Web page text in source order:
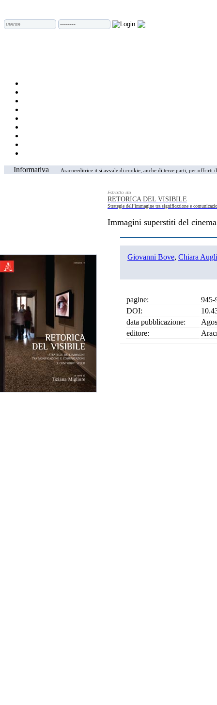
Informativa Aracneeditrice.it si avvale di cookie, anche di terze parti, per
Estratto da
RETORICA DEL VISIBILE
Strategie dell’immagine tra significazione e
Immagini superstiti del
Giovanni Bove, Chiara
pagine:
945-
DOI:
data pubblicazione:
editore: